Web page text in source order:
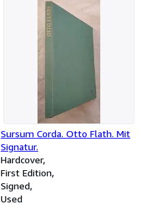
Sursum Corda. Otto Flath. Mit
Signatur.
Hardcover
First Edition
Signed
Used